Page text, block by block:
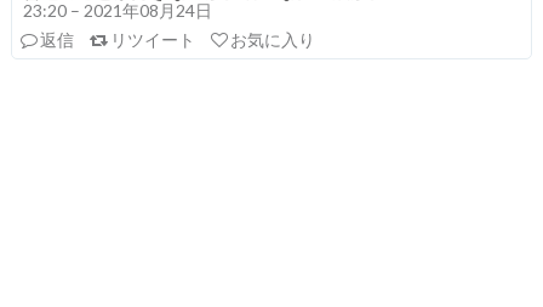
23:20 – 2021年08月24日
返信
リツイート お気に入り